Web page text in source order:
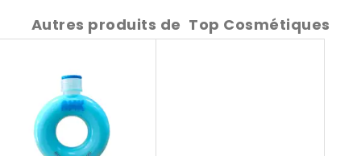
Autres produits de Top Cosmétiques